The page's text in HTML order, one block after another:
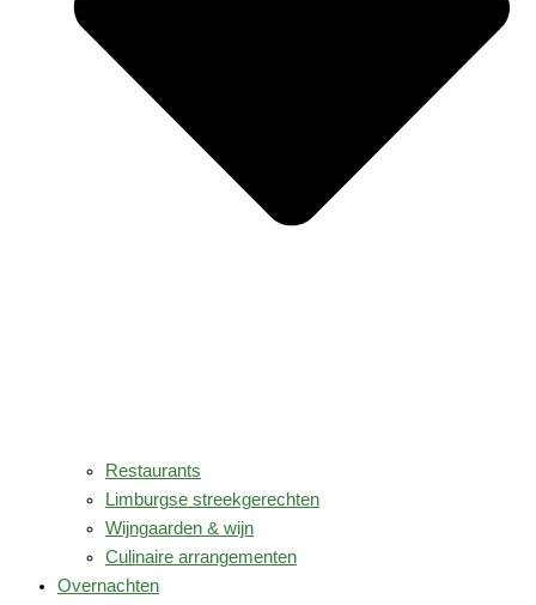
Restaurants
Limburgse streekgerechten
Wijngaarden & wijn
Culinaire arrangementen
Overnachten